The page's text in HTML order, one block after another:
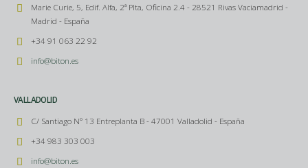
Marie Curie, 5, Edif. Alfa, 2ª Plta, Oficina 2.4 - 28521 Rivas Vaciamadrid -
Madrid - España
+34 91 063 22 92
info@biton.es
VALLADOLID
C/ Santiago Nº 13 Entreplanta B - 47001 Valladolid - España
+34 983 303 003
info@biton.es